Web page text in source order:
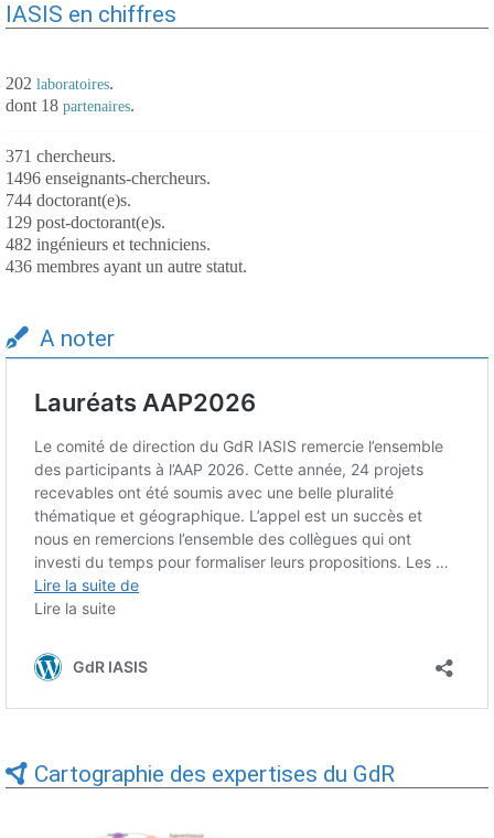
IASIS en chiffres
202 laboratoires.
dont 18 partenaires.
371 chercheurs.
1496 enseignants-chercheurs.
744 doctorant(e)s.
129 post-doctorant(e)s.
482 ingénieurs et techniciens.
436 membres ayant un autre statut.
A noter
Cartographie des expertises du GdR